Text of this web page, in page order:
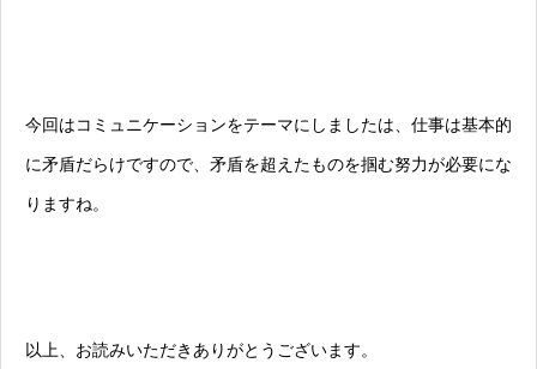
今回はコミュニケーションをテーマにしましたは、仕事は基本的
に矛盾だらけですので、矛盾を超えたものを掴む努力が必要にな
りますね。
以上、お読みいただきありがとうございます。